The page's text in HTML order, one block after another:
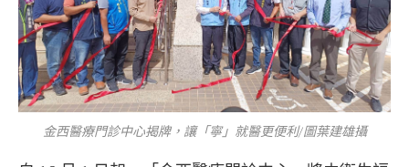
金西醫療門診中心揭牌，讓「寧」就醫更便利/圖葉建雄攝